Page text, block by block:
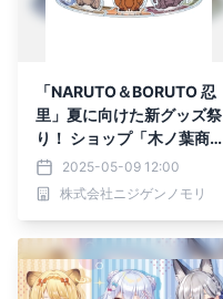
「NARUTO＆BORUTO 忍
里」夏に向けた新グッズ祭
り！ ショップ「木ノ葉商
店」にて新たに3種のオリ
ジナルグッズが登場！
2025-05-09 12:00
株式会社ニジゲンノモリ